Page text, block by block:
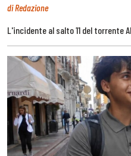
di Redazione
L'incidente al salto 11 del torrente